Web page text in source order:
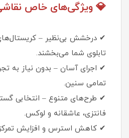
💎 ویژگی‌های خاص
✔ درخشش بی‌نظیر –
تابلوی شما می‌بخشند.
✔ اجرای آسان – بدون نیاز به
تمامی سنین.
✔ طرح‌های متنوع – انتخابی
فانتزی، عاشقانه و لوکس.
✔ کاهش استرس و افزایش